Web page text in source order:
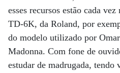
esses recursos estão cada
TD-6K, da Roland, por
do modelo utilizado por
Madonna. Com fone de
estudar de madrugada, tendo